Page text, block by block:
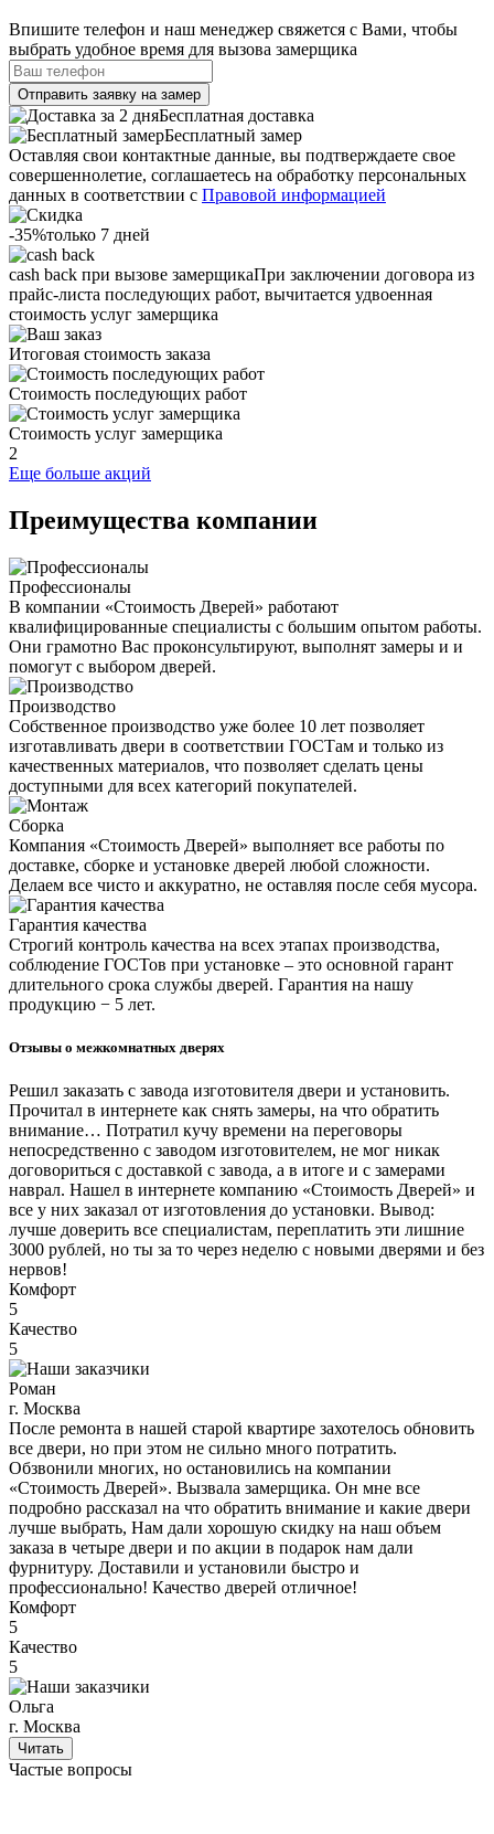
Впишите телефон и наш менеджер свяжется с Вами, чтобы
выбрать удобное время для вызова замерщика
Отправить заявку на замер
Бесплатная доставка
Бесплатный замер
Оставляя свои контактные данные, вы подтверждаете свое
совершеннолетие, соглашаетесь на обработку персональных
данных в соответствии с Правовой информацией
-35%только 7 дней
cash back при вызове замерщикаПри заключении договора из
прайс-листа последующих работ, вычитается удвоенная
стоимость услуг замерщика
Итоговая стоимость заказа
Стоимость последующих работ
Стоимость услуг замерщика
2
Еще больше акций
Преимущества компании
Профессионалы
В компании «Стоимость Дверей» работают
квалифицированные специалисты с большим опытом работы.
Они грамотно Вас проконсультируют, выполнят замеры и и
помогут с выбором дверей.
Производство
Собственное производство уже более 10 лет позволяет
изготавливать двери в соответствии ГОСТам и только из
качественных материалов, что позволяет сделать цены
доступными для всех категорий покупателей.
Сборка
Компания «Стоимость Дверей» выполняет все работы по
доставке, сборке и установке дверей любой сложности.
Делаем все чисто и аккуратно, не оставляя после себя мусора.
Гарантия качества
Строгий контроль качества на всех этапах производства,
соблюдение ГОСТов при установке – это основной гарант
длительного срока службы дверей. Гарантия на нашу
продукцию − 5 лет.
Отзывы о межкомнатных дверях
Решил заказать с завода изготовителя двери и установить.
Прочитал в интернете как снять замеры, на что обратить
внимание… Потратил кучу времени на переговоры
непосредственно с заводом изготовителем, не мог никак
договориться с доставкой с завода, а в итоге и с замерами
наврал. Нашел в интернете компанию «Стоимость Дверей» и
все у них заказал от изготовления до установки. Вывод:
лучше доверить все специалистам, переплатить эти лишние
3000 рублей, но ты за то через неделю с новыми дверями и без
нервов!
Комфорт
5
Качество
5
Роман
г. Москва
После ремонта в нашей старой квартире захотелось обновить
все двери, но при этом не сильно много потратить.
Обзвонили многих, но остановились на компании
«Стоимость Дверей». Вызвала замерщика. Он мне все
подробно рассказал на что обратить внимание и какие двери
лучше выбрать, Нам дали хорошую скидку на наш объем
заказа в четыре двери и по акции в подарок нам дали
фурнитуру. Доставили и установили быстро и
профессионально! Качество дверей отличное!
Комфорт
5
Качество
5
Ольга
г. Москва
Читать
Частые вопросы